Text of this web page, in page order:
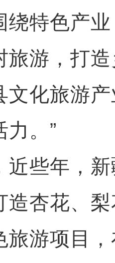
绕特色产
旅游，打
文化旅游
力。”
些年，新
造杏花、
旅游项目